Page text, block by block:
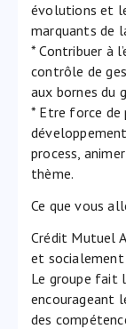
évolutions et
marquants de
* Contribuer à
contrôle de
aux bornes du
* Etre force de
process,
thème.
Ce que vous
Crédit Mutuel
et socialement
Le groupe fait
encourageant
des